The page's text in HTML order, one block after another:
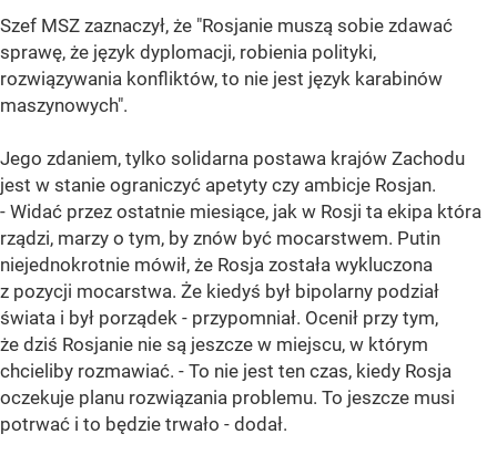
Szef MSZ zaznaczył, że "Rosjanie muszą sobie zdawać
sprawę, że język dyplomacji, robienia polityki,
rozwiązywania konfliktów, to nie jest język karabinów
maszynowych".
Jego zdaniem, tylko solidarna postawa krajów Zachodu
jest w stanie ograniczyć apetyty czy ambicje Rosjan.
- Widać przez ostatnie miesiące, jak w Rosji ta ekipa która
rządzi, marzy o tym, by znów być mocarstwem. Putin
niejednokrotnie mówił, że Rosja została wykluczona
z pozycji mocarstwa. Że kiedyś był bipolarny podział
świata i był porządek - przypomniał. Ocenił przy tym,
że dziś Rosjanie nie są jeszcze w miejscu, w którym
chcieliby rozmawiać. - To nie jest ten czas, kiedy Rosja
oczekuje planu rozwiązania problemu. To jeszcze musi
potrwać i to będzie trwało - dodał.